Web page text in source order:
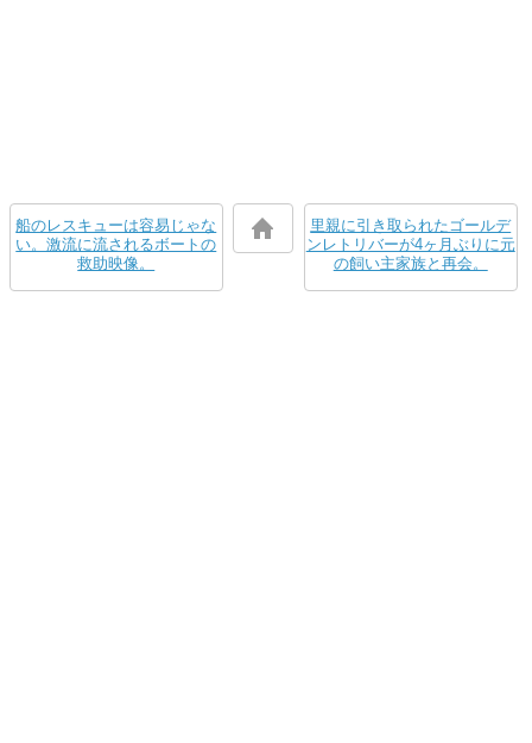
船のレスキューは容易じゃな
い。激流に流されるボートの
救助映像。
里親に引き取られたゴールデ
ンレトリバーが4ヶ月ぶりに元
の飼い主家族と再会。